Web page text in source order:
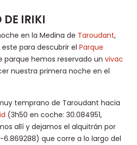
DE IRIKI
en la Medina de Taroudant,
para descubrir el Parque
parque hemos reservado un vivac
nuestra primera noche en el
temprano de Taroudant hacia
(3h50 en coche: 30.084951,
allí y dejamos el alquitrán por
6.869288) que corre a lo largo del